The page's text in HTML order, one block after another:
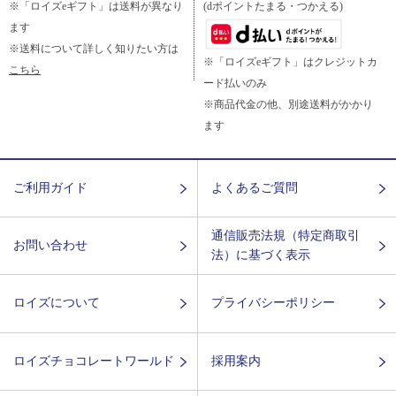
※「ロイズeギフト」は送料が異なり
ます
※送料について詳しく知りたい方は
こちら
(dポイントたまる・つかえる)
※「ロイズeギフト」はクレジットカ
ード払いのみ
※商品代金の他、別途送料がかかり
ます
ご利用ガイド よくあるご質問
お問い合わせ
通信販売法規（特定商取引
法）に基づく表示
ロイズについて プライバシーポリシー
ロイズチョコレートワールド 採用案内